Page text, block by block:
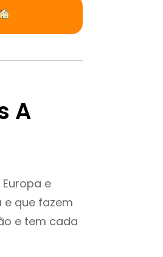
A
e
que fazem
e tem cada